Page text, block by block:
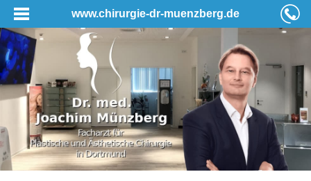
www.chirurgie-dr-muenzberg.de